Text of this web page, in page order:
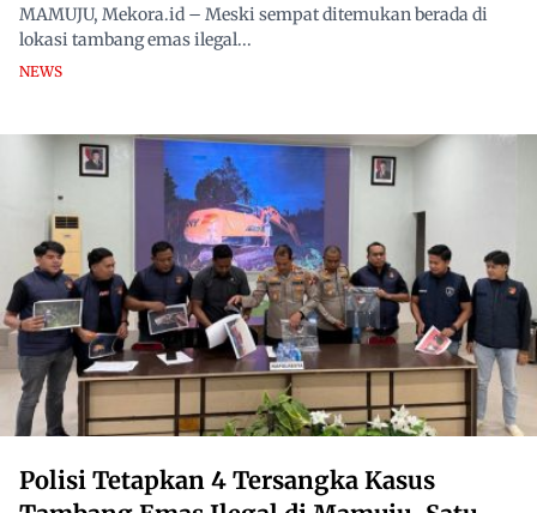
MAMUJU, Mekora.id – Meski sempat ditemukan berada di
lokasi tambang emas ilegal...
NEWS
Polisi Tetapkan 4 Tersangka Kasus